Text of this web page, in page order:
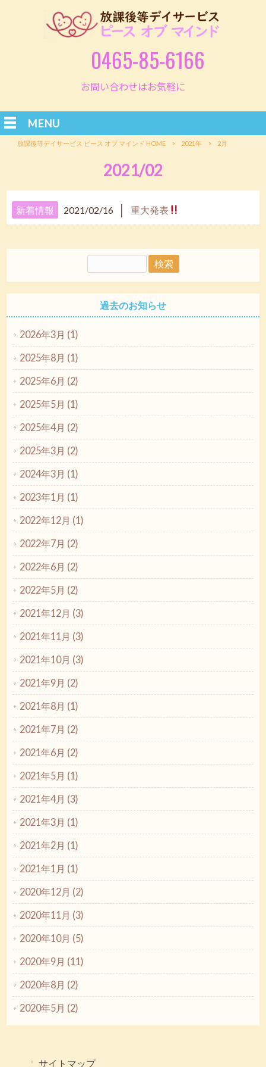
0465-85-6166
お問い合わせはお気軽に
MENU
放課後等デイサービス ピース オブ マインド HOME > 2021年 > 2月
2021/02
新着情報 2021/02/16 重大発表
過去のお知らせ
2026年3月 (1)
2025年8月 (1)
2025年6月 (2)
2025年5月 (1)
2025年4月 (2)
2025年3月 (2)
2024年3月 (1)
2023年1月 (1)
2022年12月 (1)
2022年7月 (2)
2022年6月 (2)
2022年5月 (2)
2021年12月 (3)
2021年11月 (3)
2021年10月 (3)
2021年9月 (2)
2021年8月 (1)
2021年7月 (2)
2021年6月 (2)
2021年5月 (1)
2021年4月 (3)
2021年3月 (1)
2021年2月 (1)
2021年1月 (1)
2020年12月 (2)
2020年11月 (3)
2020年10月 (5)
2020年9月 (11)
2020年8月 (2)
2020年5月 (2)
サイトマップ